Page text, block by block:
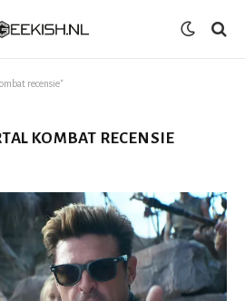
recensie"
KOMBAT RECENSIE